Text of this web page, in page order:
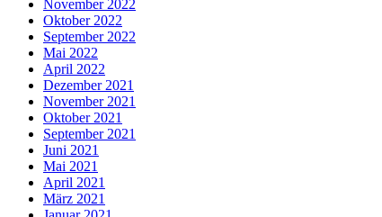
November 2022
Oktober 2022
September 2022
Mai 2022
April 2022
Dezember 2021
November 2021
Oktober 2021
September 2021
Juni 2021
Mai 2021
April 2021
März 2021